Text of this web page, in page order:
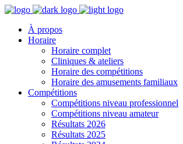
À propos
Horaire
Horaire complet
Cliniques & ateliers
Horaire des compétitions
Horaire des amusements familiaux
Compétitions
Compétitions niveau professionnel
Compétitions niveau amateur
Résultats 2026
Résultats 2025